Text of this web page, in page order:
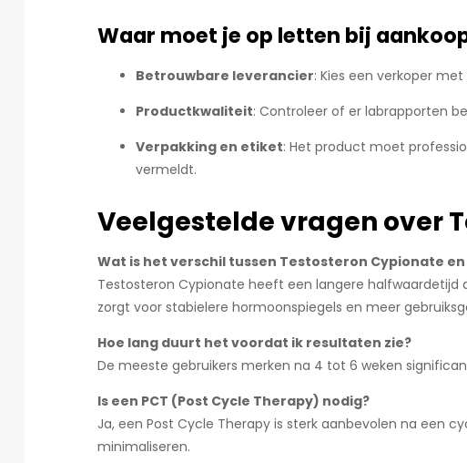
Waar moet je op letten bij
Betrouwbare leverancier: Kies een verkoper
Productkwaliteit: Controleer of er labrapporten
Verpakking en etiket: Het product moet
vermeldt.
Veelgestelde vragen over
Wat is het verschil tussen Testosteron Cypionate
Testosteron Cypionate heeft een langere
zorgt voor stabielere hormoonspiegels en meer
Hoe lang duurt het voordat ik resultaten zie?
De meeste gebruikers merken na 4 tot 6 weken
Is een PCT (Post Cycle Therapy) nodig?
Ja, een Post Cycle Therapy is sterk aanbevolen na een
minimaliseren.